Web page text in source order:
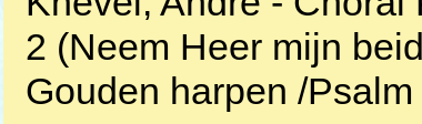
2 (Neem Heer mijn
Gouden harpen /